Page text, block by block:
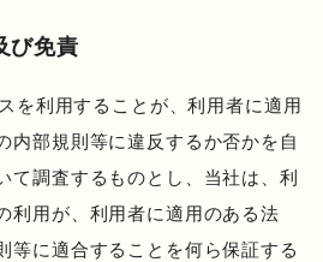
び免責
を利用することが、利用者に適用
内部規則等に違反するか否かを自
て調査するものとし、当社は、利
利用が、利用者に適用のある法
等に適合することを何ら保証する